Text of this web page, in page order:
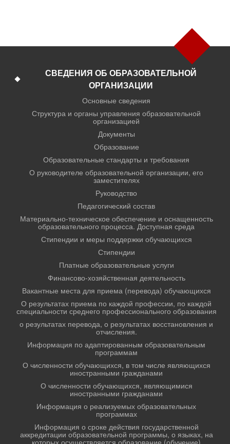
СВЕДЕНИЯ ОБ ОБРАЗОВАТЕЛЬНОЙ
ОРГАНИЗАЦИИ
Основные сведения
Структура и органы управления образовательной
организацией
Документы
Образование
Образовательные стандарты и требования
О руководителе образовательной организации, его
заместителях
Руководство
Педагогический состав
Материально-техническое обеспечение и оснащенность
образовательного процесса. Доступная среда
Стипендии и меры поддержки обучающихся
Стипендии
Платные образовательные услуги
Финансово-хозяйственная деятельность
Вакантные места для приема (перевода) обучающихся
О результатах приема по каждой профессии, по каждой
специальности среднего профессионального образования
о результатах перевода, о результатах восстановления и
отчисления.
Информация по адаптированным образовательным
программам
О численности обучающихся, в том числе являющихся
иностранными гражданами
О численности обучающихся, являющимися
иностранными гражданами
Информация о реализуемых образовательных
программах
Информация о сроке действия государственной
аккредитации образовательной программы, о языках, на
которых осуществляется образование (обучение)